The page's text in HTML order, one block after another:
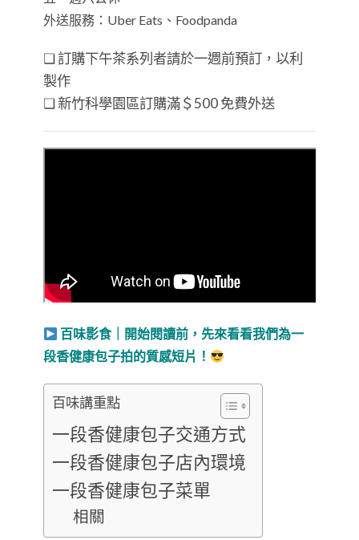
外送服務：Uber Eats、Foodpanda
❏ 訂購下午茶系列者請於一週前預訂，以利
製作
❏ 新竹科學園區訂購滿＄500 免費外送
百味影食｜開始閱讀前，先來看看我們為一
段香健康包子拍的質感短片！
百味講重點
一段香健康包子交通方式
一段香健康包子店內環境
一段香健康包子菜單
相關